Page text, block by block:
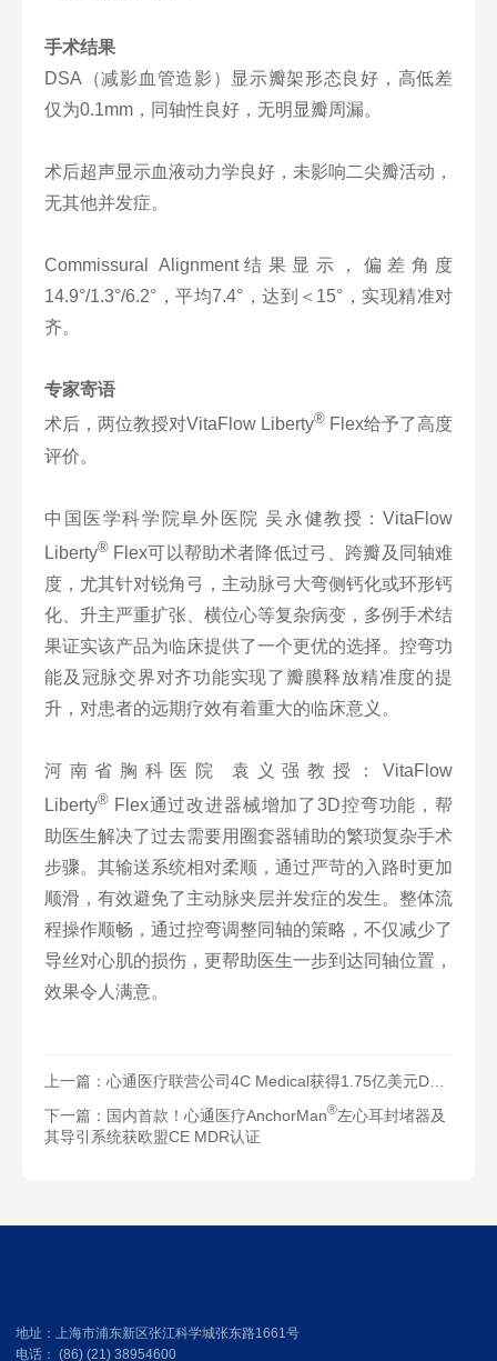
手术结果
DSA（减影血管造影）显示瓣架形态良好，高低差
仅为0.1mm，同轴性良好，无明显瓣周漏。
术后超声显示血液动力学良好，未影响二尖瓣活动，
无其他并发症。
Commissural Alignment结果显示，偏差角度
14.9°/1.3°/6.2°，平均7.4°，达到＜15°，实现精准对
齐。
专家寄语
术后，两位教授对VitaFlow Liberty® Flex给予了高度
评价。
中国医学科学院阜外医院 吴永健教授：VitaFlow
Liberty® Flex可以帮助术者降低过弓、跨瓣及同轴难
度，尤其针对锐角弓，主动脉弓大弯侧钙化或环形钙
化、升主严重扩张、横位心等复杂病变，多例手术结
果证实该产品为临床提供了一个更优的选择。控弯功
能及冠脉交界对齐功能实现了瓣膜释放精准度的提
升，对患者的远期疗效有着重大的临床意义。
河南省胸科医院 袁义强教授：VitaFlow
Liberty® Flex通过改进器械增加了3D控弯功能，帮
助医生解决了过去需要用圈套器辅助的繁琐复杂手术
步骤。其输送系统相对柔顺，通过严苛的入路时更加
顺滑，有效避免了主动脉夹层并发症的发生。整体流
程操作顺畅，通过控弯调整同轴的策略，不仅减少了
导丝对心肌的损伤，更帮助医生一步到达同轴位置，
效果令人满意。
上一篇： 心通医疗联营公司4C Medical获得1.75亿美元D轮优先股融资
下一篇： 国内首款！心通医疗AnchorMan®左心耳封堵器及
其导引系统获欧盟CE MDR认证
地址：上海市浦东新区张江科学城张东路1661号
电话： (86) (21) 38954600